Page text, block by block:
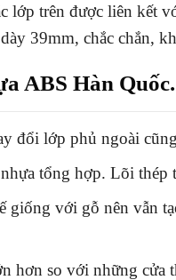
lớp trên được liên kết
39mm, chắc chắn,
ABS Hàn Quốc.
đổi lớp phủ ngoài
tổng hợp. Lõi
giống với gỗ nên vẫn
hơn so với những cửa